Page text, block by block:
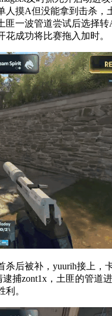
人摸A但没能拿到击杀
一波管道尝试后选择
成功将比赛拖入加时。
被补，yuurih接上，
捕zont1x，土匪的管
。